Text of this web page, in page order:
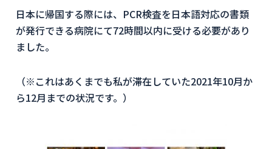
日本に帰国する際には、PCR検査を日本語対応の書類
が発行できる病院にて72時間以内に受ける必要があり
ました。
（※これはあくまでも私が滞在していた2021年10月か
ら12月までの状況です。）